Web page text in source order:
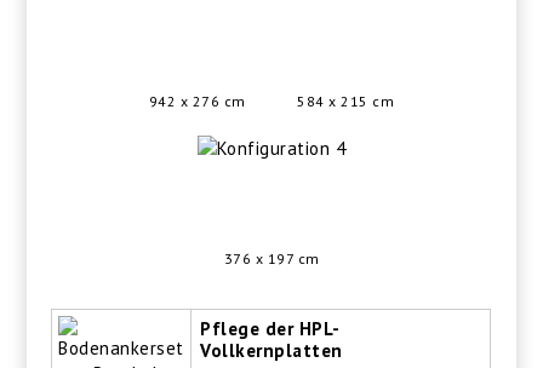
942 x 276 cm 584 x 215 cm
376 x 197 cm
Pflege der HPL-
Vollkernplatten